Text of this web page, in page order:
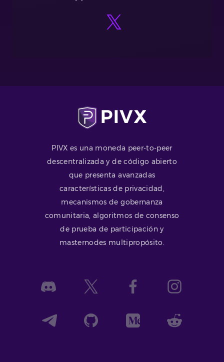
PIVX es una moneda peer-to-peer
descentralizada y de código abierto
que presenta avanzadas
características de privacidad,
mecanismos de gobernanza
comunitaria, algoritmos de consenso
de prueba de participación y
masternodes multipropósito.